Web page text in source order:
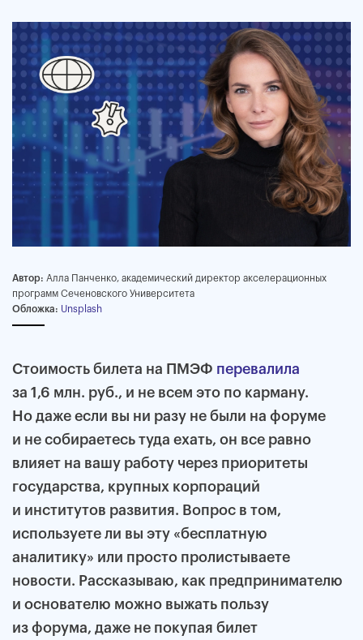
Автор: Алла Панченко, академический директор акселерационных
программ Сеченовского Университета
Обложка: Unsplash
Стоимость билета на ПМЭФ перевалила
за 1,6 млн. руб., и не всем это по карману.
Но даже если вы ни разу не были на форуме
и не собираетесь туда ехать, он все равно
влияет на вашу работу через приоритеты
государства, крупных корпораций
и институтов развития. Вопрос в том,
используете ли вы эту «бесплатную
аналитику» или просто пролистываете
новости. Рассказываю, как предпринимателю
и основателю можно выжать пользу
из форума, даже не покупая билет